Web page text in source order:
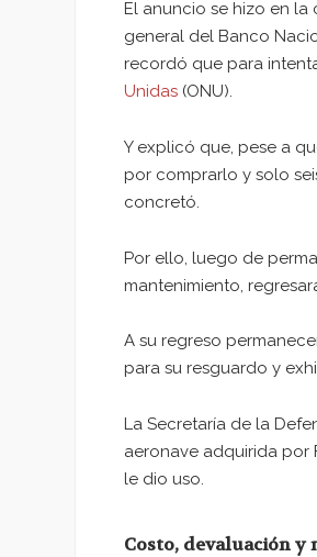
El anuncio se hizo en
general del Banco
recordó que para
Unidas (ONU).
Y explicó que, pese a
por comprarlo y solo
concretó.
Por ello, luego de
mantenimiento,
A su regreso
para su resguardo y
La Secretaría de la
aeronave adquirida por
le dio uso.
Costo, devaluación